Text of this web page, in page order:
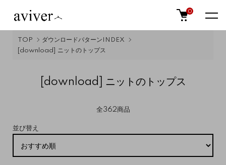
0
TOP
ダウンロードパターンINDEX
[download] ニットのトップス
[download] ニットのトップス
全362商品
並び替え